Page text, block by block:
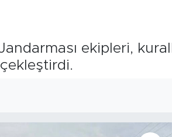
ekipleri,